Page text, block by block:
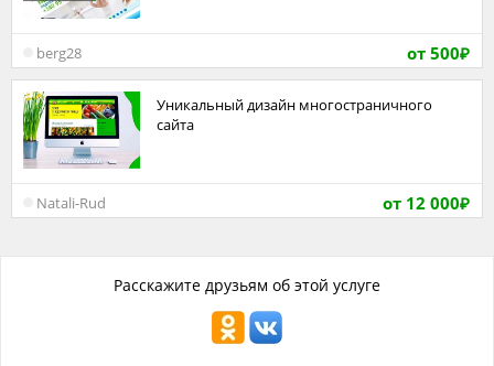
Расскажите друзьям об этой услуге
от 500₽
berg28
Уникальный дизайн многостраничного
сайта
от 12 000₽
Natali-Rud